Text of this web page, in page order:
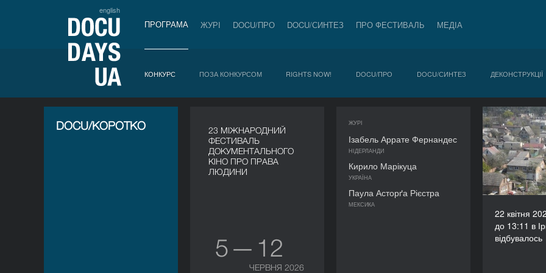
english
ПРОГРАМА ЖУРІ DOCU/ПРО DOCU/СИНТЕЗ ПРО ФЕСТИВАЛЬ МЕДІА
КОНКУРС ПОЗА КОНКУРСОМ RIGHTS NOW! DOCU/ПРО DOCU/СИНТЕЗ ДЕКОНСТРУКЦІЇ
DOCU/КОРОТКО
23 МІЖНАРОДНИЙ
ФЕСТИВАЛЬ
ДОКУМЕНТАЛЬНОГО
КІНО ПРО ПРАВА
ЛЮДИНИ
5 — 12
ЧЕРВНЯ 2026
ЖУРІ
Ізабель Аррате Фернандес
НІДЕРЛАНДИ
Кирило Марікуца
УКРАЇНА
Паула Асторґа Рієстра
МЕКСИКА
22 квітня
до 13:11 в
відбувалось
22
13:05 до
нічого